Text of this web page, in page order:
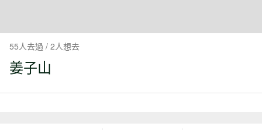
55人去過 / 2人想去
姜子山